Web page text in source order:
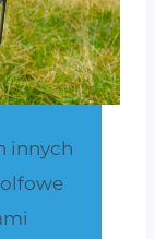
innych